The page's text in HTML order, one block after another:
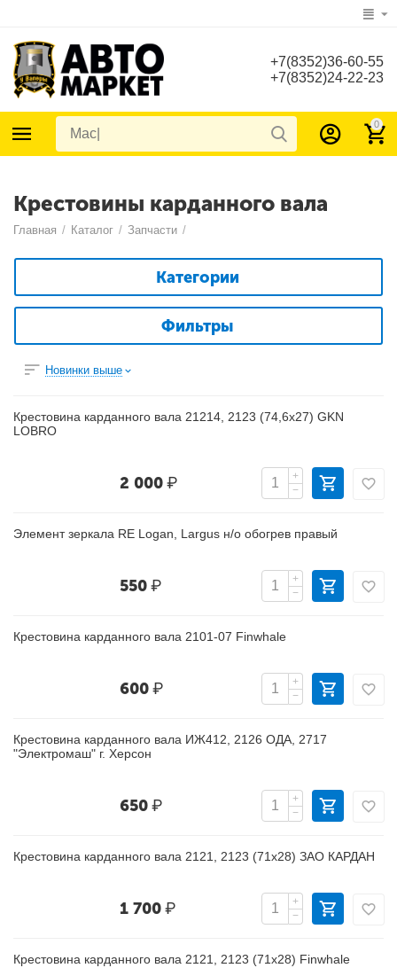
+7(8352)36-60-55
+7(8352)24-22-23
0
Крестовины карданного вала
Главная / Каталог / Запчасти /
Категории
Фильтры
Новинки выше
Крестовина карданного вала 21214, 2123 (74,6х27) GKN
LOBRO
2 000₽
+
−
Элемент зеркала RE Logan, Largus н/о обогрев правый
550₽
+
−
Крестовина карданного вала 2101-07 Finwhale
600₽
+
−
Крестовина карданного вала ИЖ412, 2126 ОДА, 2717
"Электромаш" г. Херсон
650₽
+
−
Крестовина карданного вала 2121, 2123 (71х28) ЗАО КАРДАН
1 700₽
+
−
Крестовина карданного вала 2121, 2123 (71х28) Finwhale